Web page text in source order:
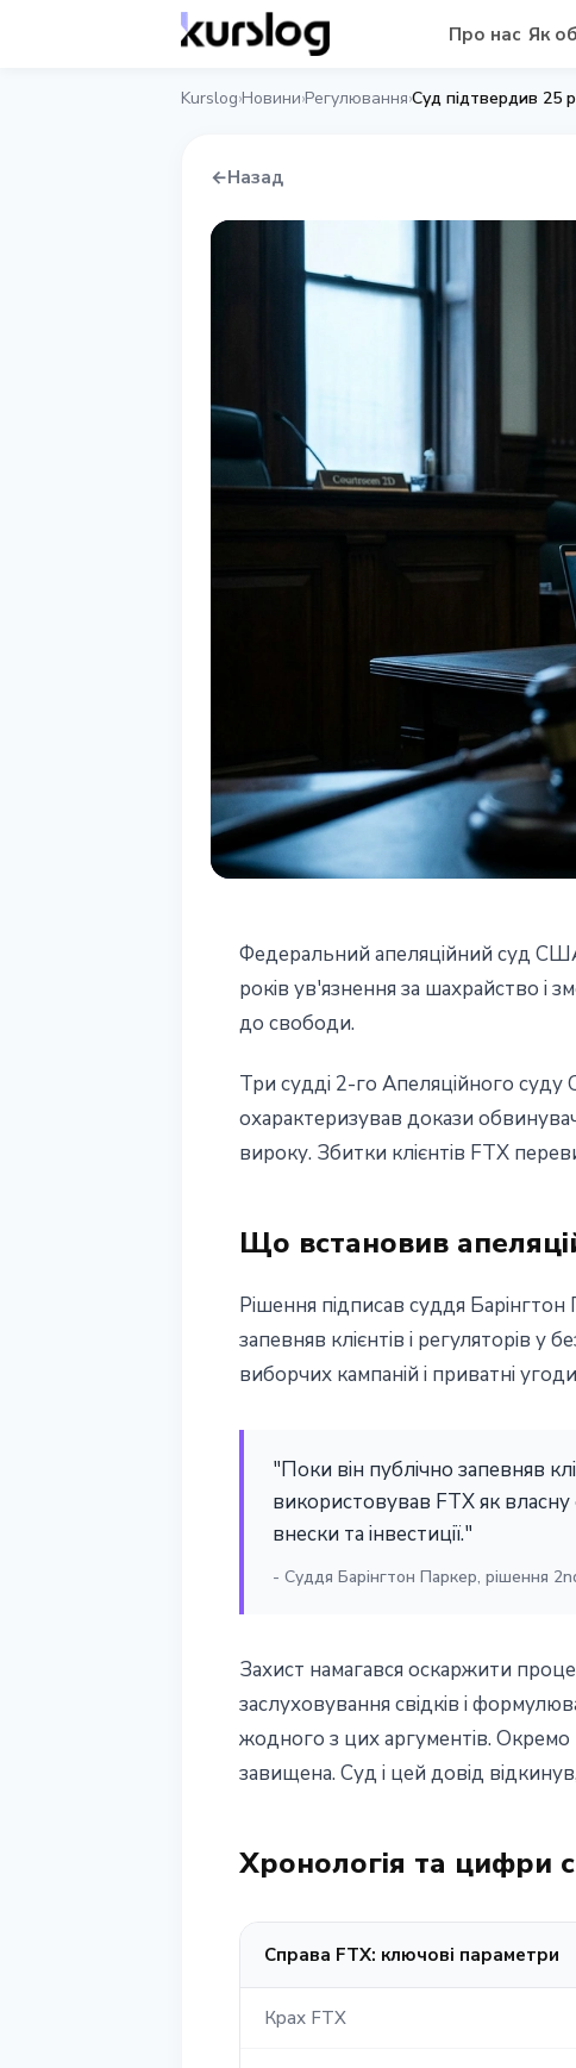
Про нас Як
Kurslog›Новини›Регулювання›Суд підтвердив 25
←Назад
Суд підтвердив
Фріда: апеляція
12 червня 2026 р. 4 хв читання
Наталія Дорофєєва
Федеральний апеляційний суд
років ув'язнення за шахрайство і
до свободи.
Три судді 2-го Апеляційного
охарактеризував докази
вироку. Збитки клієнтів FTX
Що встановив
Рішення підписав суддя
запевняв клієнтів і регуляторів у
виборчих кампаній і приватні
"Поки він публічно запевняв
використовував FTX як власну
внески та інвестиції."
- Суддя Барінгтон Паркер, рішення
Захист намагався оскаржити
заслуховування свідків і
жодного з цих аргументів.
завищена. Суд і цей довід
Хронологія та цифри
Справа FTX: ключові параметри
Крах FTX